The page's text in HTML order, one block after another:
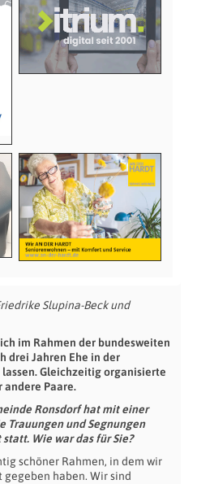
Slupina-Beck und
im Rahmen der bundesweiten
drei Jahren Ehe in der
Gleichzeitig organisierte
andere Paare.
Ronsdorf hat mit einer
Trauungen und Segnungen
Wie war das für Sie?
schöner Rahmen, in dem wir
gegeben haben. Wir sind